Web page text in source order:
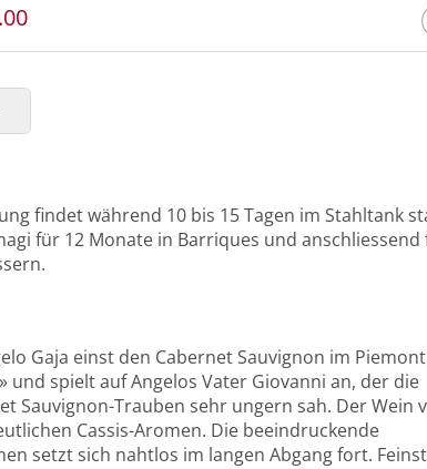
findet während 10 bis 15 Tagen im Stahltank
für 12 Monate in Barriques und anschliessend
Gaja einst den Cabernet Sauvignon im
und spielt auf Angelos Vater Giovanni an, der die
Sauvignon-Trauben sehr ungern sah. Der Wein
Cassis-Aromen. Die beeindruckende
setzt sich nahtlos im langen Abgang fort.